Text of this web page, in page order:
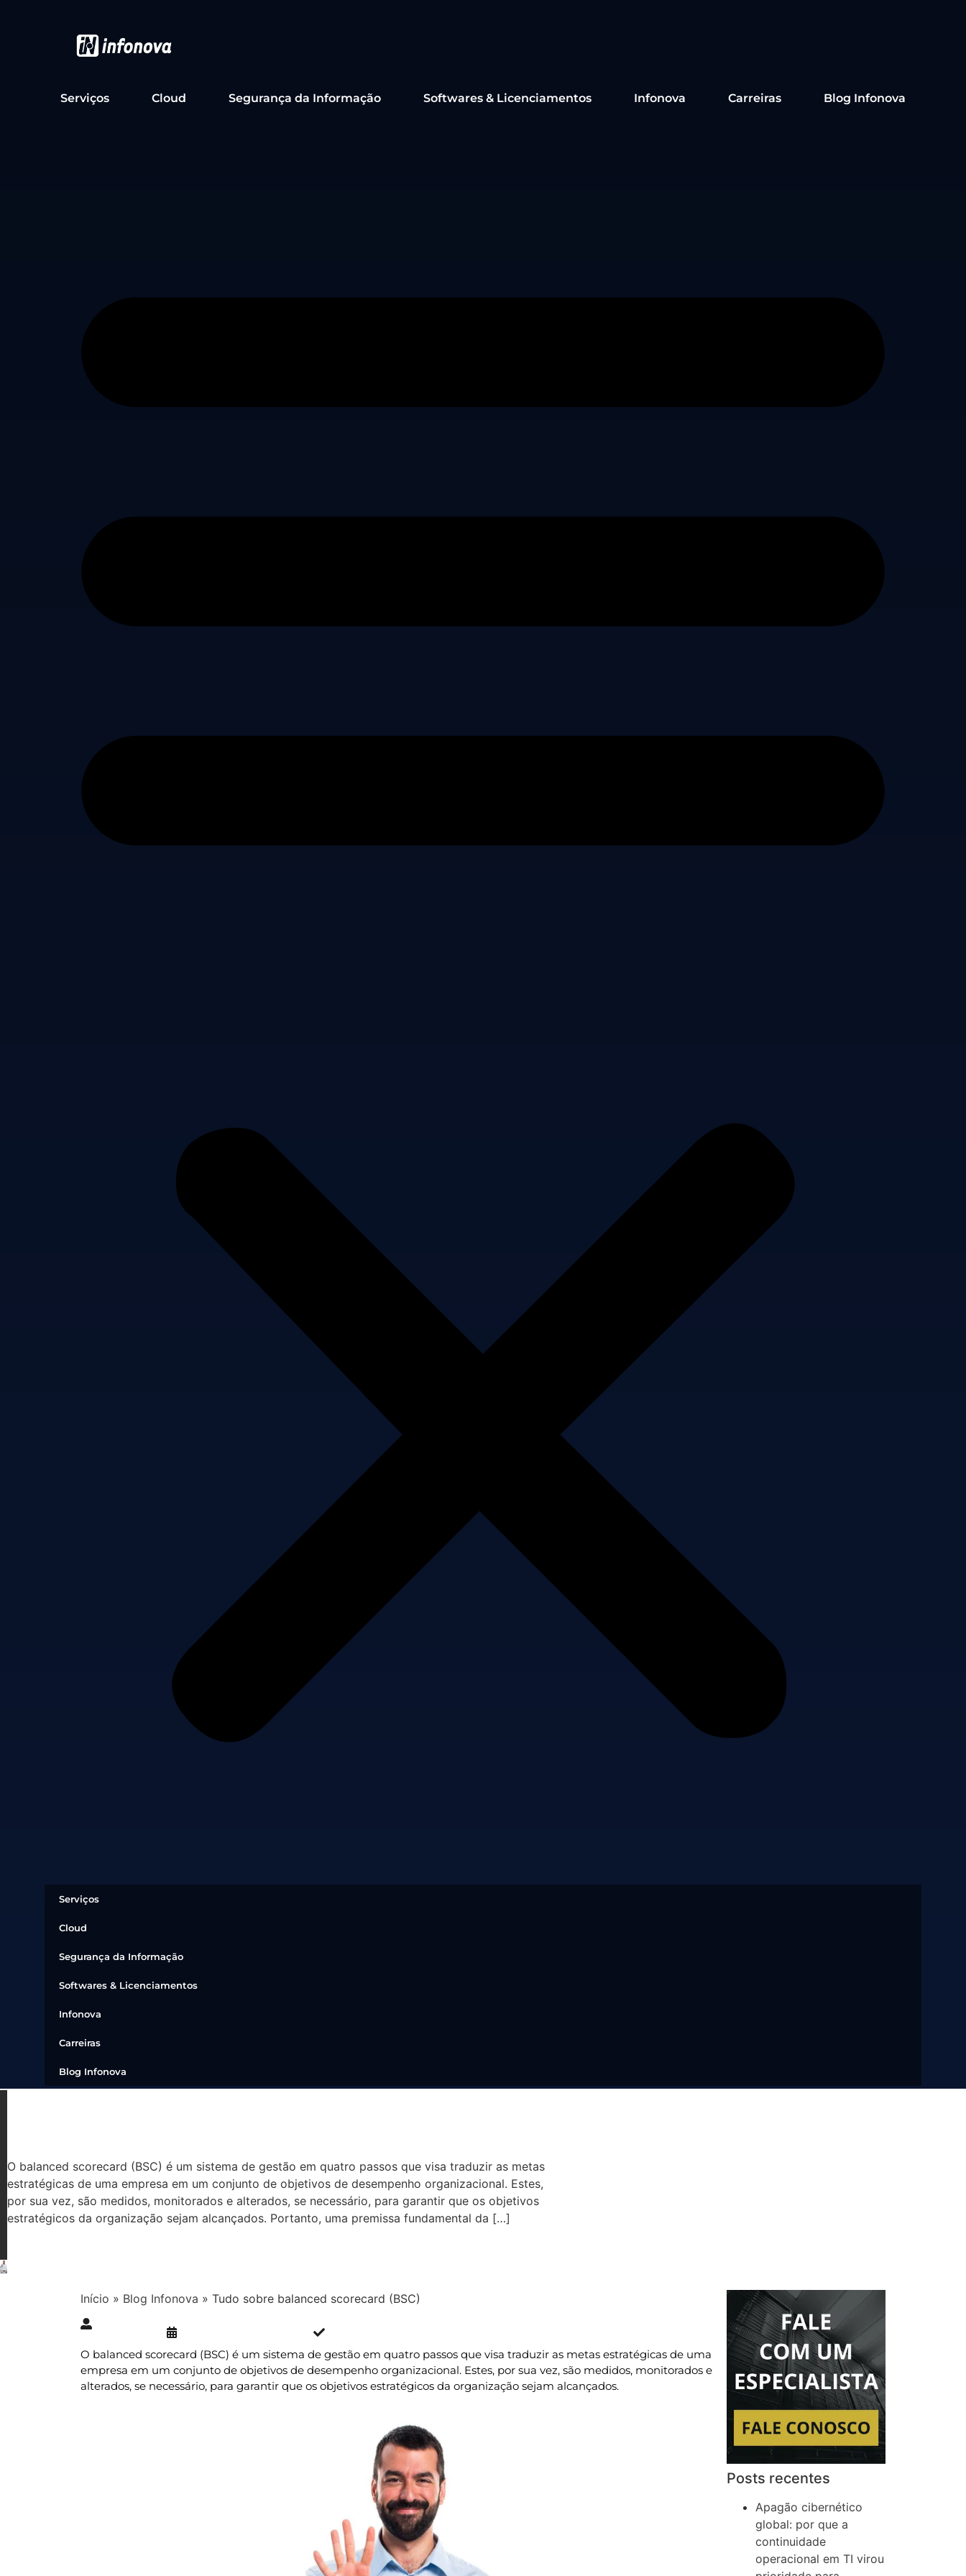
Serviços Cloud Segurança da Informação Softwares & Licenciamentos Infonova Carreiras Blog Infonova
Serviços
Cloud
Segurança da Informação
Softwares & Licenciamentos
Infonova
Carreiras
Blog Infonova
O balanced scorecard (BSC) é um sistema de gestão em quatro passos que visa traduzir as metas
estratégicas de uma empresa em um conjunto de objetivos de desempenho organizacional. Estes,
por sua vez, são medidos, monitorados e alterados, se necessário, para garantir que os objetivos
estratégicos da organização sejam alcançados. Portanto, uma premissa fundamental da […]
Início » Blog Infonova » Tudo sobre balanced scorecard (BSC)
O balanced scorecard (BSC) é um sistema de gestão em quatro passos que visa traduzir as metas estratégicas de uma
empresa em um conjunto de objetivos de desempenho organizacional. Estes, por sua vez, são medidos, monitorados e
alterados, se necessário, para garantir que os objetivos estratégicos da organização sejam alcançados.
Posts recentes
Apagão cibernético
global: por que a
continuidade
operacional em TI virou